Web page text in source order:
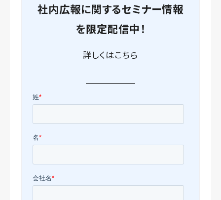
社内広報に関するセミナー情報
を限定配信中！
詳しくはこちら